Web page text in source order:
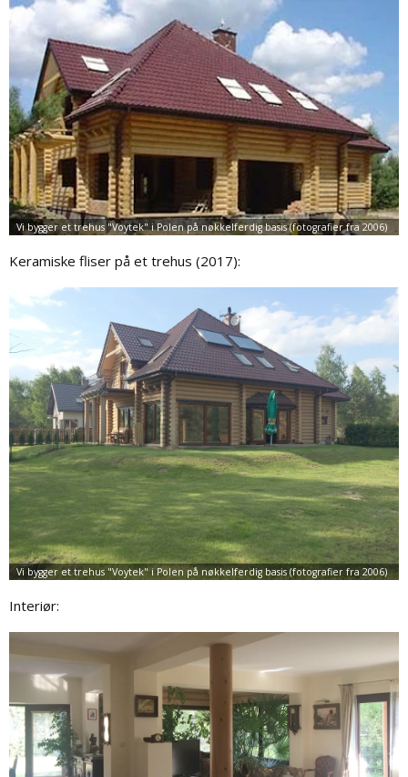
Keramiske fliser på et trehus (2017):
Interiør: